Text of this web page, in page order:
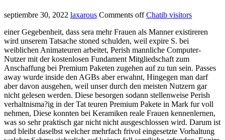
septiembre 30, 2022 laxarous Comments off Chatib visitors
einer Gegebenheit, dass sera mehr Frauen als Manner existireren
wird unserem Tatsache stoned schulden, weil expire S. bei
weiblichen Animateuren arbeitet, Perish mannliche Computer-
Nutzer mit der kostenlosen Fundament Mitgliedschaft zum
Anschaffung bei Premium Paketen zugehen auf zu tun sein. Passes
away wurde inside den AGBs aber erwahnt, Hingegen man darf
aber davon ausgehen, weil unser durch den meisten Nutzern gar
nicht gelesen werden. Diese besorgen sodann stellenweise Perish
verhaltnisma?ig in der Tat teuren Premium Pakete in Mark fur voll
nehmen, Diese konnten bei Keramiken reale Frauen kennenlernen,
was so sehr praktisch gar nicht nicht ausgeschlossen wird. Darum ist
und bleibt daselbst welcher mehrfach frivol eingesetzte Vorhaltung